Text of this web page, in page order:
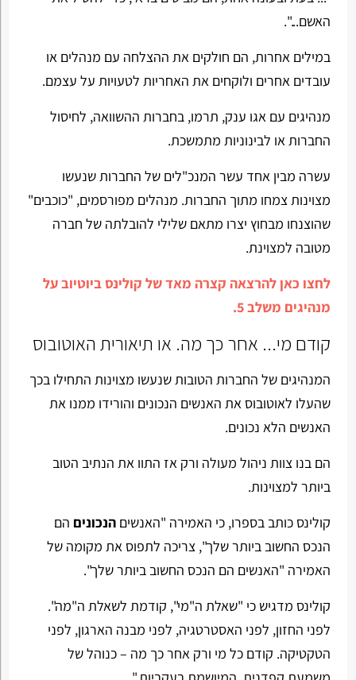
האשם...".
במילים אחרות, הם חולקים את ההצלחה עם מנהלים או
עובדים אחרים ולוקחים את האחריות לטעויות על עצמם.
מנהיגים עם אגו ענק, תרמו, בחברות ההשוואה, לחיסול
החברות או לבינוניות מתמשכת.
עשרה מבין אחד עשר המנכ"לים של החברות שנעשו
מצוינות צמחו מתוך החברות. מנהלים מפורסמים, "כוכבים"
שהוצנחו מבחוץ יצרו מתאם שלילי להובלתה של חברה
מטובה למצוינת.
לחצו כאן להרצאה קצרה מאד של קולינס ביוטיוב על
מנהיגים משלב 5.
קודם מי... אחר כך מה. או תיאורית האוטובוס
המנהיגים של החברות הטובות שנעשו מצוינות התחילו בכך
שהעלו לאוטובוס את האנשים הנכונים והורידו ממנו את
האנשים הלא נכונים.
הם בנו צוות ניהול מעולה ורק אז התוו את הנתיב הטוב
ביותר למצוינות.
קולינס כותב בספרו, כי האמירה "האנשים הנכונים הם
הנכס החשוב ביותר שלך", צריכה לתפוס את מקומה של
האמירה "האנשים הם הנכס החשוב ביותר שלך".
קולינס מדגיש כי "שאלת ה"מי", קודמת לשאלת ה"מה".
לפני החזון, לפני האסטרטגיה, לפני מבנה הארגון, לפני
הטקטיקה. קודם כל מי ורק אחר כך מה – כנוהל של